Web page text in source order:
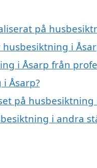
på
i
i Åsarp från
Åsarp?
på husbesiktning
i andra